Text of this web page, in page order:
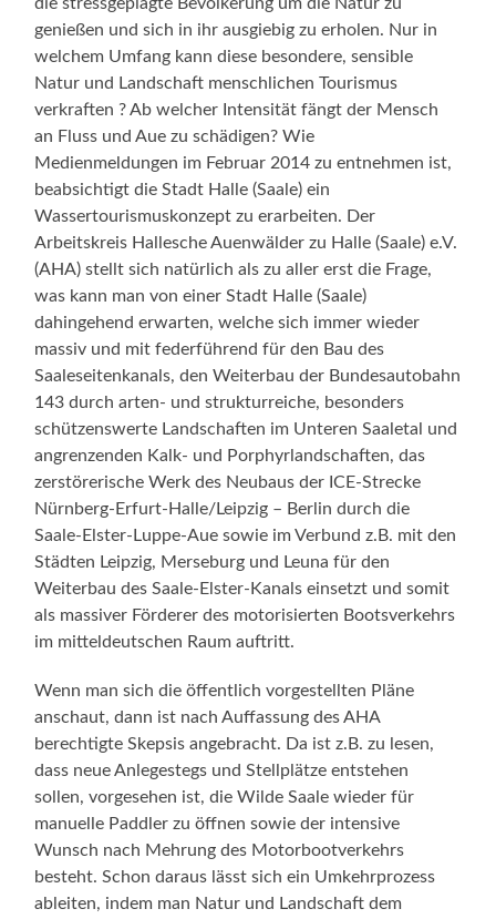
die stressgeplagte Bevölkerung um die Natur zu
genießen und sich in ihr ausgiebig zu erholen. Nur in
welchem Umfang kann diese besondere, sensible
Natur und Landschaft menschlichen Tourismus
verkraften ? Ab welcher Intensität fängt der Mensch
an Fluss und Aue zu schädigen? Wie
Medienmeldungen im Februar 2014 zu entnehmen ist,
beabsichtigt die Stadt Halle (Saale) ein
Wassertourismuskonzept zu erarbeiten. Der
Arbeitskreis Hallesche Auenwälder zu Halle (Saale) e.V.
(AHA) stellt sich natürlich als zu aller erst die Frage,
was kann man von einer Stadt Halle (Saale)
dahingehend erwarten, welche sich immer wieder
massiv und mit federführend für den Bau des
Saaleseitenkanals, den Weiterbau der Bundesautobahn
143 durch arten- und strukturreiche, besonders
schützenswerte Landschaften im Unteren Saaletal und
angrenzenden Kalk- und Porphyrlandschaften, das
zerstörerische Werk des Neubaus der ICE-Strecke
Nürnberg-Erfurt-Halle/Leipzig – Berlin durch die
Saale-Elster-Luppe-Aue sowie im Verbund z.B. mit den
Städten Leipzig, Merseburg und Leuna für den
Weiterbau des Saale-Elster-Kanals einsetzt und somit
als massiver Förderer des motorisierten Bootsverkehrs
im mitteldeutschen Raum auftritt.
Wenn man sich die öffentlich vorgestellten Pläne
anschaut, dann ist nach Auffassung des AHA
berechtigte Skepsis angebracht. Da ist z.B. zu lesen,
dass neue Anlegestegs und Stellplätze entstehen
sollen, vorgesehen ist, die Wilde Saale wieder für
manuelle Paddler zu öffnen sowie der intensive
Wunsch nach Mehrung des Motorbootverkehrs
besteht. Schon daraus lässt sich ein Umkehrprozess
ableiten, indem man Natur und Landschaft dem